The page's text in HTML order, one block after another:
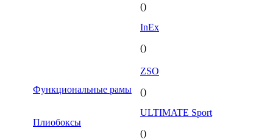
Функциональные рамы
Плиобоксы
()
InEx
()
ZSO
()
ULTIMATE Sport
()